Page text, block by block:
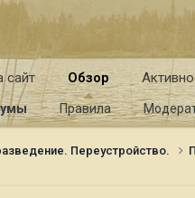
сайт Обзор
Правила
Переустройство.